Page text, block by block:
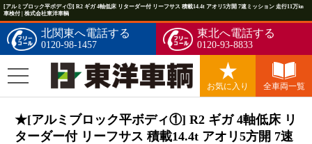
[アルミブロック平ボディ①] R2 ギガ 4軸低床 リターダー付 リーフサス 積載14.4t アオリ5方開 7速ミッション 走行11万㎞
車検付 | 株式会社東洋車輌
北関東へ電話する
0120-98-1457
東北へ電話する
0120-93-8833
お気に入り 全車両一覧
★[アルミブロック平ボディ①] R2 ギガ 4軸低床 リ
ターダー付 リーフサス 積載14.4t アオリ5方開 7速